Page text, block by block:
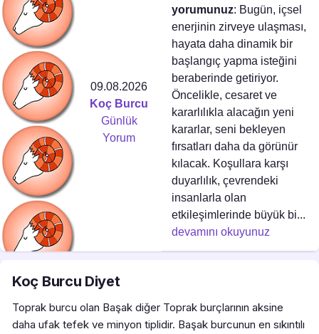
09.08.2026
Koç Burcu
Günlük
Yorum
yorumunuz: Bugün, içsel
enerjinin zirveye ulaşması,
hayata daha dinamik bir
başlangıç yapma isteğini
beraberinde getiriyor.
Öncelikle, cesaret ve
kararlılıkla alacağın yeni
kararlar, seni bekleyen
fırsatları daha da görünür
kılacak. Koşullara karşı
duyarlılık, çevrendeki
insanlarla olan
etkileşimlerinde büyük bi...
devamını okuyunuz
Koç Burcu Diyet
Toprak burcu olan Başak diğer Toprak burçlarının aksine
daha ufak tefek ve minyon tiplidir. Başak burcunun en sıkıntılı